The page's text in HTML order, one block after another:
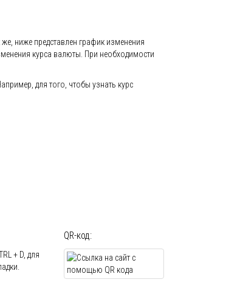
ниже представлен график изменения
курса валюты. При необходимости
для того, чтобы узнать курс
+ D, для
QR-код: